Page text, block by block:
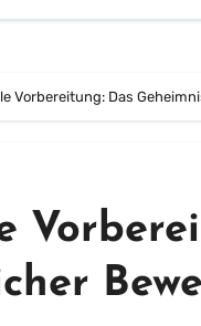
Vorbereitung: Das